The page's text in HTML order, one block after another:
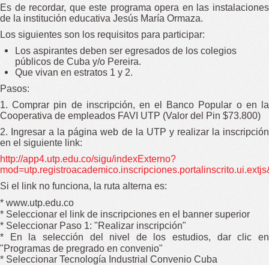
Es de recordar, que este programa opera en las instalaciones
de la institución educativa Jesús María Ormaza.
Los siguientes son los requisitos para participar:
Los aspirantes deben ser egresados de los colegios
públicos de Cuba y/o Pereira.
Que vivan en estratos 1 y 2.
Pasos:
1. Comprar pin de inscripción, en el Banco Popular o en la
Cooperativa de empleados FAVI UTP (Valor del Pin $73.800)
2. Ingresar a la página web de la UTP y realizar la inscripción
en el siguiente link:
http://app4.utp.edu.co/sigu/indexExterno?
Si el link no funciona, la ruta alterna es:
* www.utp.edu.co
* Seleccionar el link de inscripciones en el banner superior
* Seleccionar Paso 1: "Realizar inscripción"
* En la selección del nivel de los estudios, dar clic en
"Programas de pregrado en convenio"
* Seleccionar Tecnología Industrial Convenio Cuba